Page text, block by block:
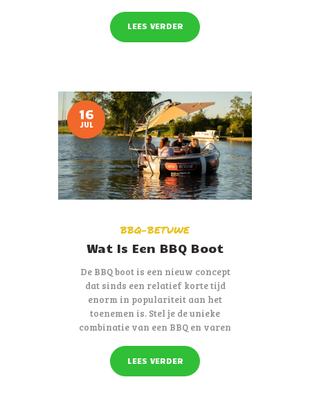
omgang bent. Teambuilding is
daarom iets wat gebeurt in
LEES VERDER
16
JUL
BBQ-BETUWE
Wat Is Een BBQ Boot
De BBQ boot is een nieuw concept
dat sinds een relatief korte tijd
enorm in populariteit aan het
toenemen is. Stel je de unieke
combinatie van een BBQ en varen
iets wat iedereen prachtig vindt om
LEES VERDER